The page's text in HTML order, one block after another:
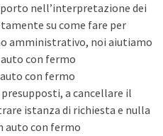
nell’interpretazione dei
su come fare per
amministrativo, noi aiutiamo
con fermo
con fermo
a cancellare il
istanza di richiesta e nulla
auto con fermo